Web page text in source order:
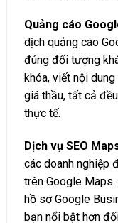
Quảng cáo
dịch quảng cáo
đúng đối tượng
khóa, viết nội
giá thầu, tất cả
thực tế.
Dịch vụ SEO
các doanh nghiệp
trên Google
hồ sơ Google
bạn nổi bật hơn